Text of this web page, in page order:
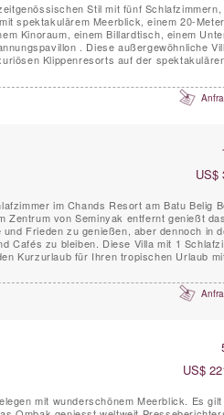
Stil mit fünf Schlafzimmern,
spektakulärem Meerblick, einem 20-
Kinoraum, einem Billardtisch, einem
. Diese außergewöhnliche
Klippenresorts auf der
US$
im Chands Resort am Batu Belig
Zentrum von Seminyak entfernt genießt
Frieden zu genießen, aber dennoch in
Cafés zu bleiben. Diese Villa mit 1
Kurzurlaub für Ihren tropischen Urlaub
US$
mit wunderschönem Meerblick. Es